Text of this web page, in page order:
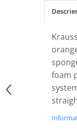
Sealant şi Quick
Textile
Plastice
Tratamente şi
foam